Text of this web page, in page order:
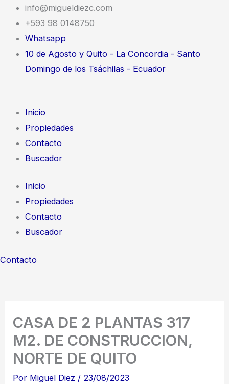
contenido
info@migueldiezc.com
+593 98 0148750
Whatsapp
10 de Agosto y Quito - La Concordia - Santo
Domingo de los Tsáchilas - Ecuador
Inicio
Propiedades
Contacto
Buscador
Inicio
Propiedades
Contacto
Buscador
Contacto
CASA DE 2 PLANTAS 317
M2. DE CONSTRUCCION,
NORTE DE QUITO
Por Miguel Diez / 23/08/2023